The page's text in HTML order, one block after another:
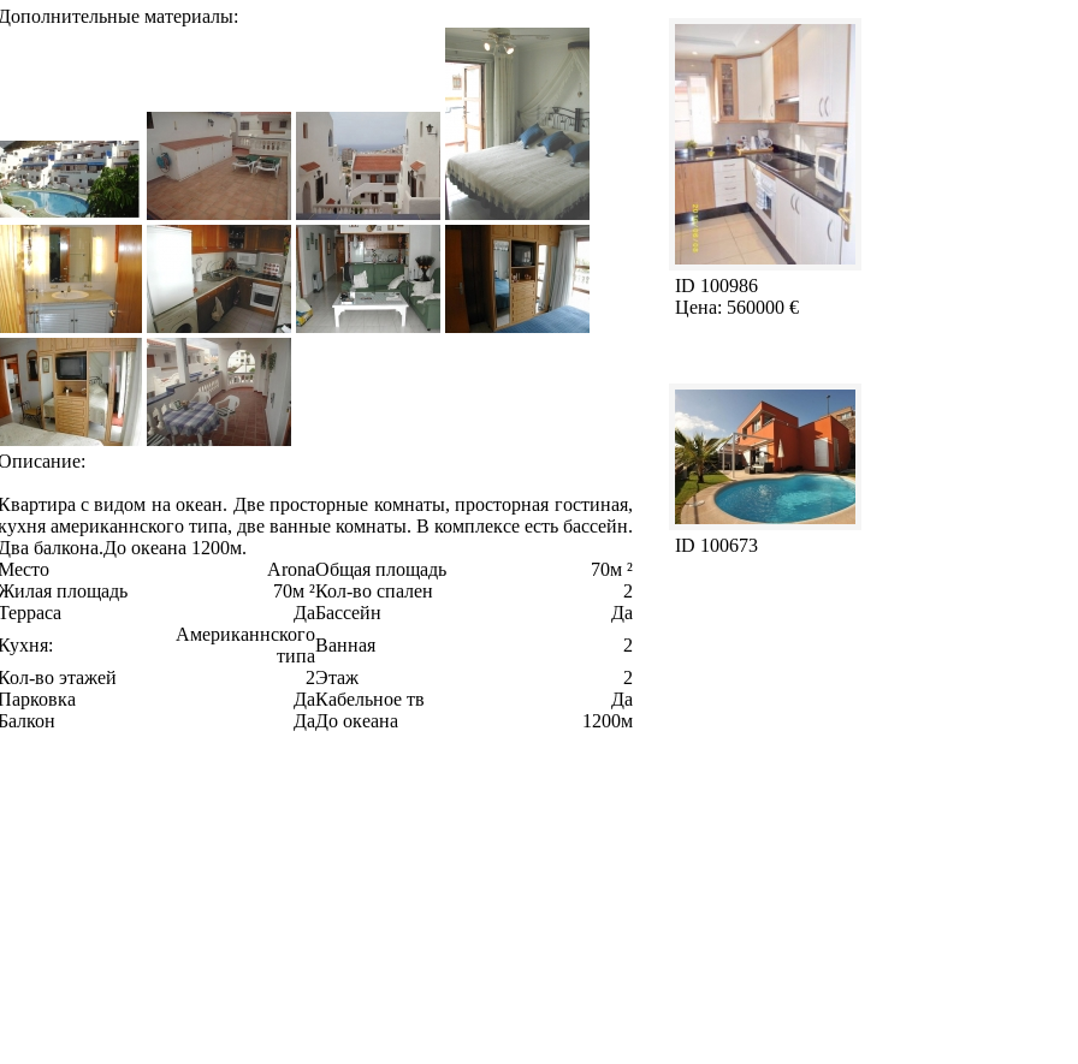
Дополнительные материалы:
с видом на океан. Две просторные комнаты, просторная гостиная,
американнского типа, две ванные комнаты. В комплексе есть бассейн.
Два балкона.До океана 1200м.
AronaОбщая площадь
70м ²
площадь
70м ²Кол-во спален
2
ДаБассейн
Да
Американнского
типа
Ванная
2
во этажей
2Этаж
2
ДаКабельное тв
Да
ДаДо океана 1200м
ID 100986
Цена: 560000 €
ID 100673